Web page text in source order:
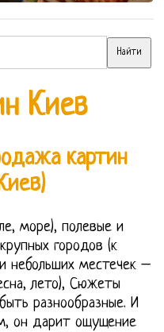
Киев
картин
море), полевые и
городов (к
небольших местечек –
лето), Сюжеты
разнообразные. И
он дарит ощущение